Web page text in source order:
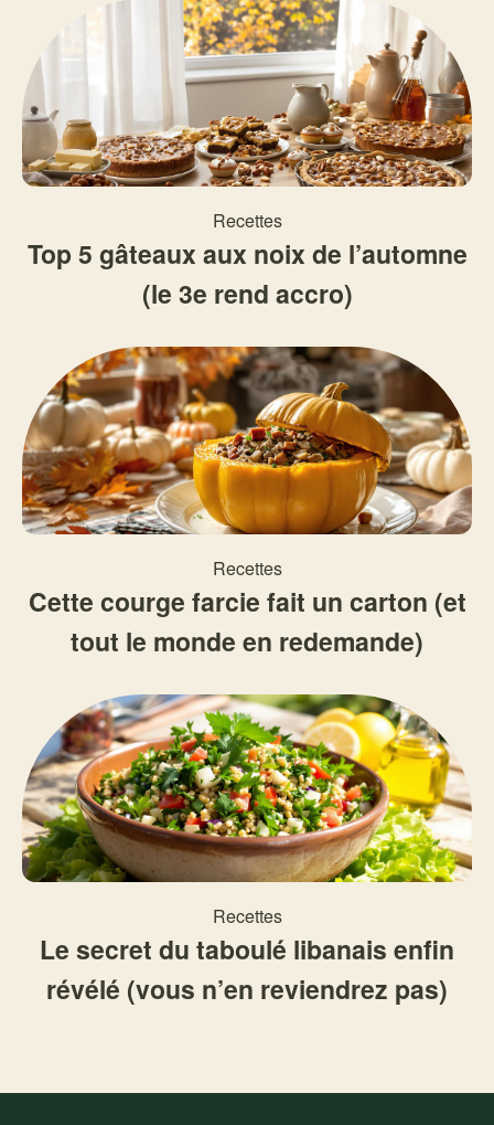
Recettes
Top 5 gâteaux aux noix de l’automne
(le 3e rend accro)
Recettes
Cette courge farcie fait un carton (et
tout le monde en redemande)
Recettes
Le secret du taboulé libanais enfin
révélé (vous n’en reviendrez pas)